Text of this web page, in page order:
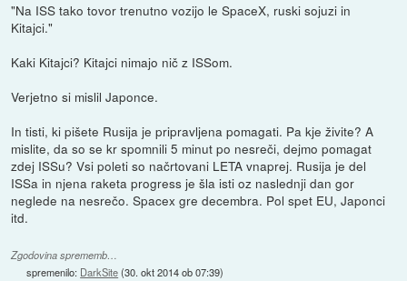
"Na ISS tako tovor trenutno vozijo le SpaceX, ruski sojuzi in
Kitajci."
Kaki Kitajci? Kitajci nimajo nič z ISSom.
Verjetno si mislil Japonce.
In tisti, ki pišete Rusija je pripravljena pomagati. Pa kje živite? A
mislite, da so se kr spomnili 5 minut po nesreči, dejmo pomagat
zdej ISSu? Vsi poleti so načrtovani LETA vnaprej. Rusija je del
ISSa in njena raketa progress je šla isti oz naslednji dan gor
neglede na nesrečo. Spacex gre decembra. Pol spet EU, Japonci
itd.
Zgodovina sprememb…
spremenilo: DarkSite(30. okt 2014 ob 07:39)